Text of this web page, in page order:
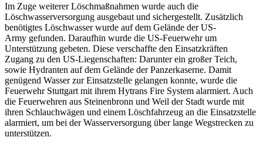
Im Zuge weiterer Löschmaßnahmen wurde auch die
Löschwasserversorgung ausgebaut und sichergestellt. Zusätzlich
benötigtes Löschwasser wurde auf dem Gelände der US-
Army gefunden. Daraufhin wurde die US-Feuerwehr um
Unterstützung gebeten. Diese verschaffte den Einsatzkräften
Zugang zu den US-Liegenschaften: Darunter ein großer Teich,
sowie Hydranten auf dem Gelände der Panzerkaserne. Damit
genügend Wasser zur Einsatzstelle gelangen konnte, wurde die
Feuerwehr Stuttgart mit ihrem Hytrans Fire System alarmiert. Auch
die Feuerwehren aus Steinenbronn und Weil der Stadt wurde mit
ihren Schlauchwägen und einem Löschfahrzeug an die Einsatzstelle
alarmiert, um bei der Wasserversorgung über lange Wegstrecken zu
unterstützen.